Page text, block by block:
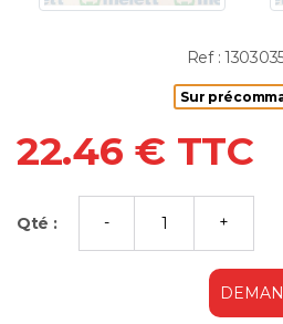
Ref :
Sur
22.46 € TTC
Qté :